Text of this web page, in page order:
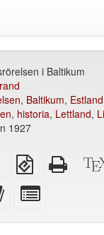
i Baltikum
, Baltikum, Estland
, historia, Lettland,
1927
Letter
imposed
PDF
EPUB
(för
mobila
enheter)
HTML
Lägg
text
for